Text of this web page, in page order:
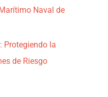
Naval de
Protegiendo la
de Riesgo